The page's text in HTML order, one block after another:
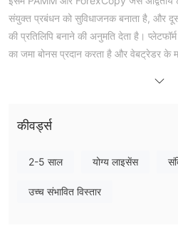
संयुक्त प्रबंधन को सुविधाजनक बनाता है, और
की प्रतिलिपि बनाने की अनुमति देता है।
का जमा बोनस प्रदान करता है और वेबट्रेडर के
InstaForex India के पास बीवीआई एफएससी
इसका अर्थ है कि इसका नियामकीय ढांचे के
InstaForex India पर मैं क्या ट्रेड
कीवर्ड्स
2-5 साल योग्य लाइसेंस
उच्च संभावित विस्तार